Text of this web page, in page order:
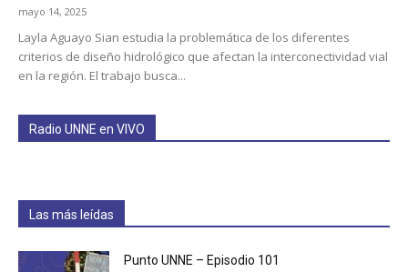
mayo 14, 2025
Layla Aguayo Sian estudia la problemática de los diferentes
criterios de diseño hidrológico que afectan la interconectividad vial
en la región. El trabajo busca...
Radio UNNE en VIVO
Las más leídas
Punto UNNE – Episodio 101